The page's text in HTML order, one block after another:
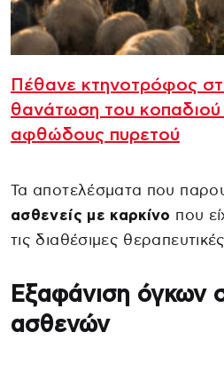
Πέθανε κτηνοτρόφος
θανάτωση του
αφθώδους πυρετού
Τα αποτελέσματα που
ασθενείς με καρκίνο που
τις διαθέσιμες
Εξαφάνιση όγκων
ασθενών